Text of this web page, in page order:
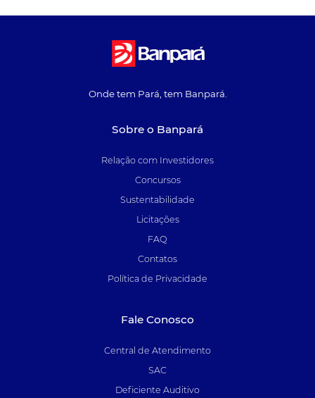
Onde tem Pará, tem Banpará.
Sobre o Banpará
Relação com Investidores
Concursos
Sustentabilidade
Licitações
FAQ
Contatos
Política de Privacidade
Fale Conosco
Central de Atendimento
SAC
Deficiente Auditivo